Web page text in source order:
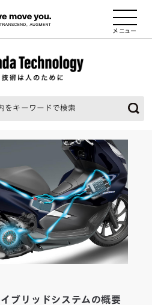
Dreams
ブリッドシステムの概要